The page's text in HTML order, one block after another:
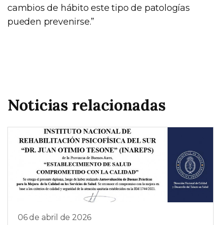
cambios de hábito este tipo de patologías
pueden prevenirse.”
Noticias relacionadas
06 de abril de 2026